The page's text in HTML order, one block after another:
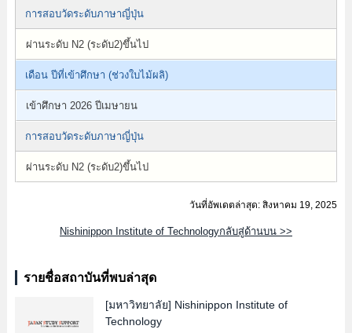
การสอบวัดระดับภาษาญี่ปุ่น
ผ่านระดับ N2 (ระดับ2)ขึ้นไป
เดือน ปีที่เข้าศึกษา (ช่วงใบไม้ผลิ)
เข้าศึกษา 2026 ปีเมษายน
การสอบวัดระดับภาษาญี่ปุ่น
ผ่านระดับ N2 (ระดับ2)ขึ้นไป
วันที่อัพเดตล่าสุด: สิงหาคม 19, 2025
Nishinippon Institute of Technologyกลับสู่ด้านบน >>
รายชื่อสถาบันที่พบล่าสุด
[มหาวิทยาลัย] Nishinippon Institute of
Technology